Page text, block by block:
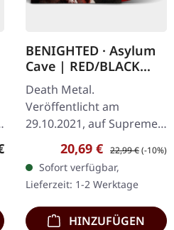
Preis:
BENIGHTED · Asylum
Cave | RED/BLACK
SPLATTER LP
Death Metal.
Veröffentlicht am
29.10.2021, auf Supreme
Chaos Records.
Transparent rotes Vinyl
mit schwarzen Splattern
und Insert. Limitiert auf
200…
Verkaufspreis:
20,69 € Regulärer Preis:
22,99 €(-10%)
Sofort verfügbar,
Lieferzeit: 1-2 Werktage
HINZUFÜGEN